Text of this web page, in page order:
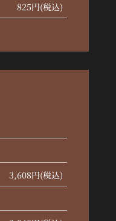
825円(税込)
3,608円(税込)